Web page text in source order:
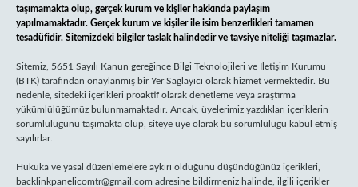
taşımamakta olup, gerçek kurum ve kişiler hakkında paylaşım
yapılmamaktadır. Gerçek kurum ve kişiler ile isim benzerlikleri tamamen
tesadüfidir. Sitemizdeki bilgiler taslak halindedir ve tavsiye niteliği taşımazlar.
Sitemiz, 5651 Sayılı Kanun gereğince Bilgi Teknolojileri ve İletişim Kurumu
(BTK) tarafından onaylanmış bir Yer Sağlayıcı olarak hizmet vermektedir. Bu
nedenle, sitedeki içerikleri proaktif olarak denetleme veya araştırma
yükümlülüğümüz bulunmamaktadır. Ancak, üyelerimiz yazdıkları içeriklerin
sorumluluğunu taşımakta olup, siteye üye olarak bu sorumluluğu kabul etmiş
sayılırlar.
Hukuka ve yasal düzenlemelere aykırı olduğunu düşündüğünüz içerikleri,
backlinkpanelicomtr@gmail.com adresine bildirmeniz halinde, ilgili içerikler